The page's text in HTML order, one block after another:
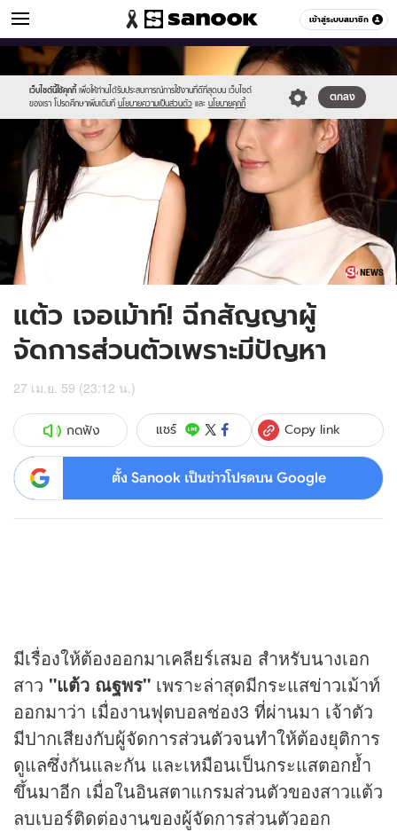
เข้าสู่ระบบสมาชิก
ข่าวบันเทิง หมวดอื่นๆ
เว็บไซต์นี้ใช้คุกกี้ เพื่อให้ท่านได้รับประสบการณ์การใช้งานที่ดีที่สุดบน เว็บไซต์
ของเรา โปรดศึกษาเพิ่มเติมที่ นโยบายความเป็นส่วนตัว และ นโยบายคุกกี้
ตกลง
Sanook
//s.isanook.com/sr/0/images/logo-
new-
sanook.png
600
60
//s.isanook.com/ns/0/ud/397/1986879/teaw.jpg
แต้ว เจอเม้าท์! ฉีกสัญญาผู้
จัดการส่วนตัวเพราะมีปัญหา
27 เม.ย. 59 (23:12 น.)
กดฟัง แชร์ Copy link
ตั้ง Sanook เป็นข่าวโปรดบน Google
มีเรื่องให้ต้องออกมาเคลียร์เสมอ สำหรับนางเอก
สาว "แต้ว ณฐพร" เพราะล่าสุดมีกระแสข่าวเม้าท์
ออกมาว่า เมื่องานฟุตบอลช่อง3 ที่ผ่านมา เจ้าตัว
มีปากเสียงกับผู้จัดการส่วนตัวจนทำให้ต้องยุติการ
ดูแลซึ่งกันและกัน และเหมือนเป็นกระแสตอกย้ำ
ขึ้นมาอีก เมื่อในอินสตาแกรมส่วนตัวของสาวแต้ว
ลบเบอร์ติดต่องานของผู้จัดการส่วนตัวออก